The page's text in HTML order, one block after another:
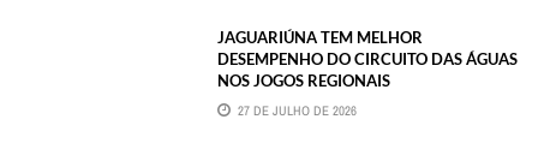
JAGUARIÚNA TEM MELHOR
DESEMPENHO DO CIRCUITO DAS ÁGUAS
NOS JOGOS REGIONAIS
27 DE JULHO DE 2026